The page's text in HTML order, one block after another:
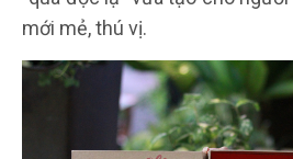
mới mẻ, thú vị.